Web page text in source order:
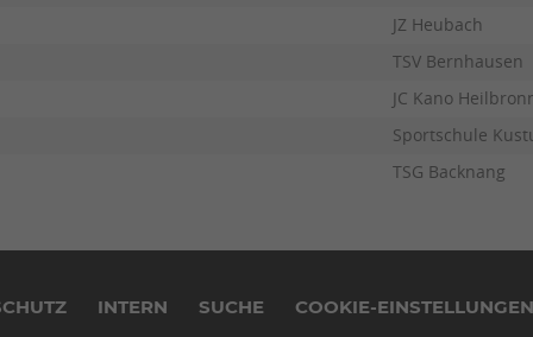
JZ Heubach
TSV Bernhausen
JC Kano
Sportschule
TSG Backnang
INTERN SUCHE COOKIE-EINSTELLUNGEN